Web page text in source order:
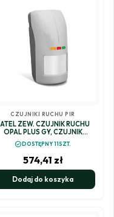
CZUJNIKI RUCHU PIR
ZEW. CZUJNIK RUCHU
OPAL PLUS GY, CZUJNIK
ZMIERZCHU, REGULACJA
CZUŁOŚCI, BEZ UCHWYT
(SZARY)
check_circleDOSTĘPNY 11SZT.
574,41 zł
Dodaj do koszyka